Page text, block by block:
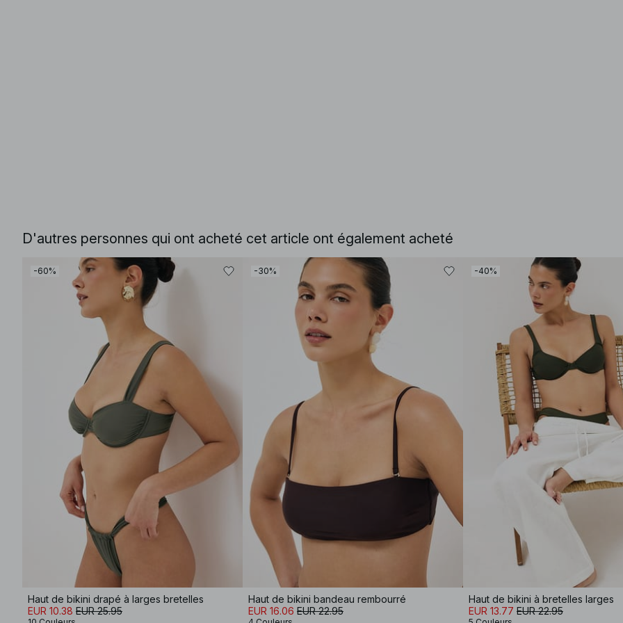
D'autres personnes qui ont acheté cet article ont également acheté
-60%
Haut de bikini drapé à larges bretelles
EUR 10.38 EUR 25.95
-30%
Haut de bikini bandeau rembourré
EUR 16.06 EUR 22.95
-40%
Haut de bikini à bretelles larges
EUR 13.77 EUR 22.95